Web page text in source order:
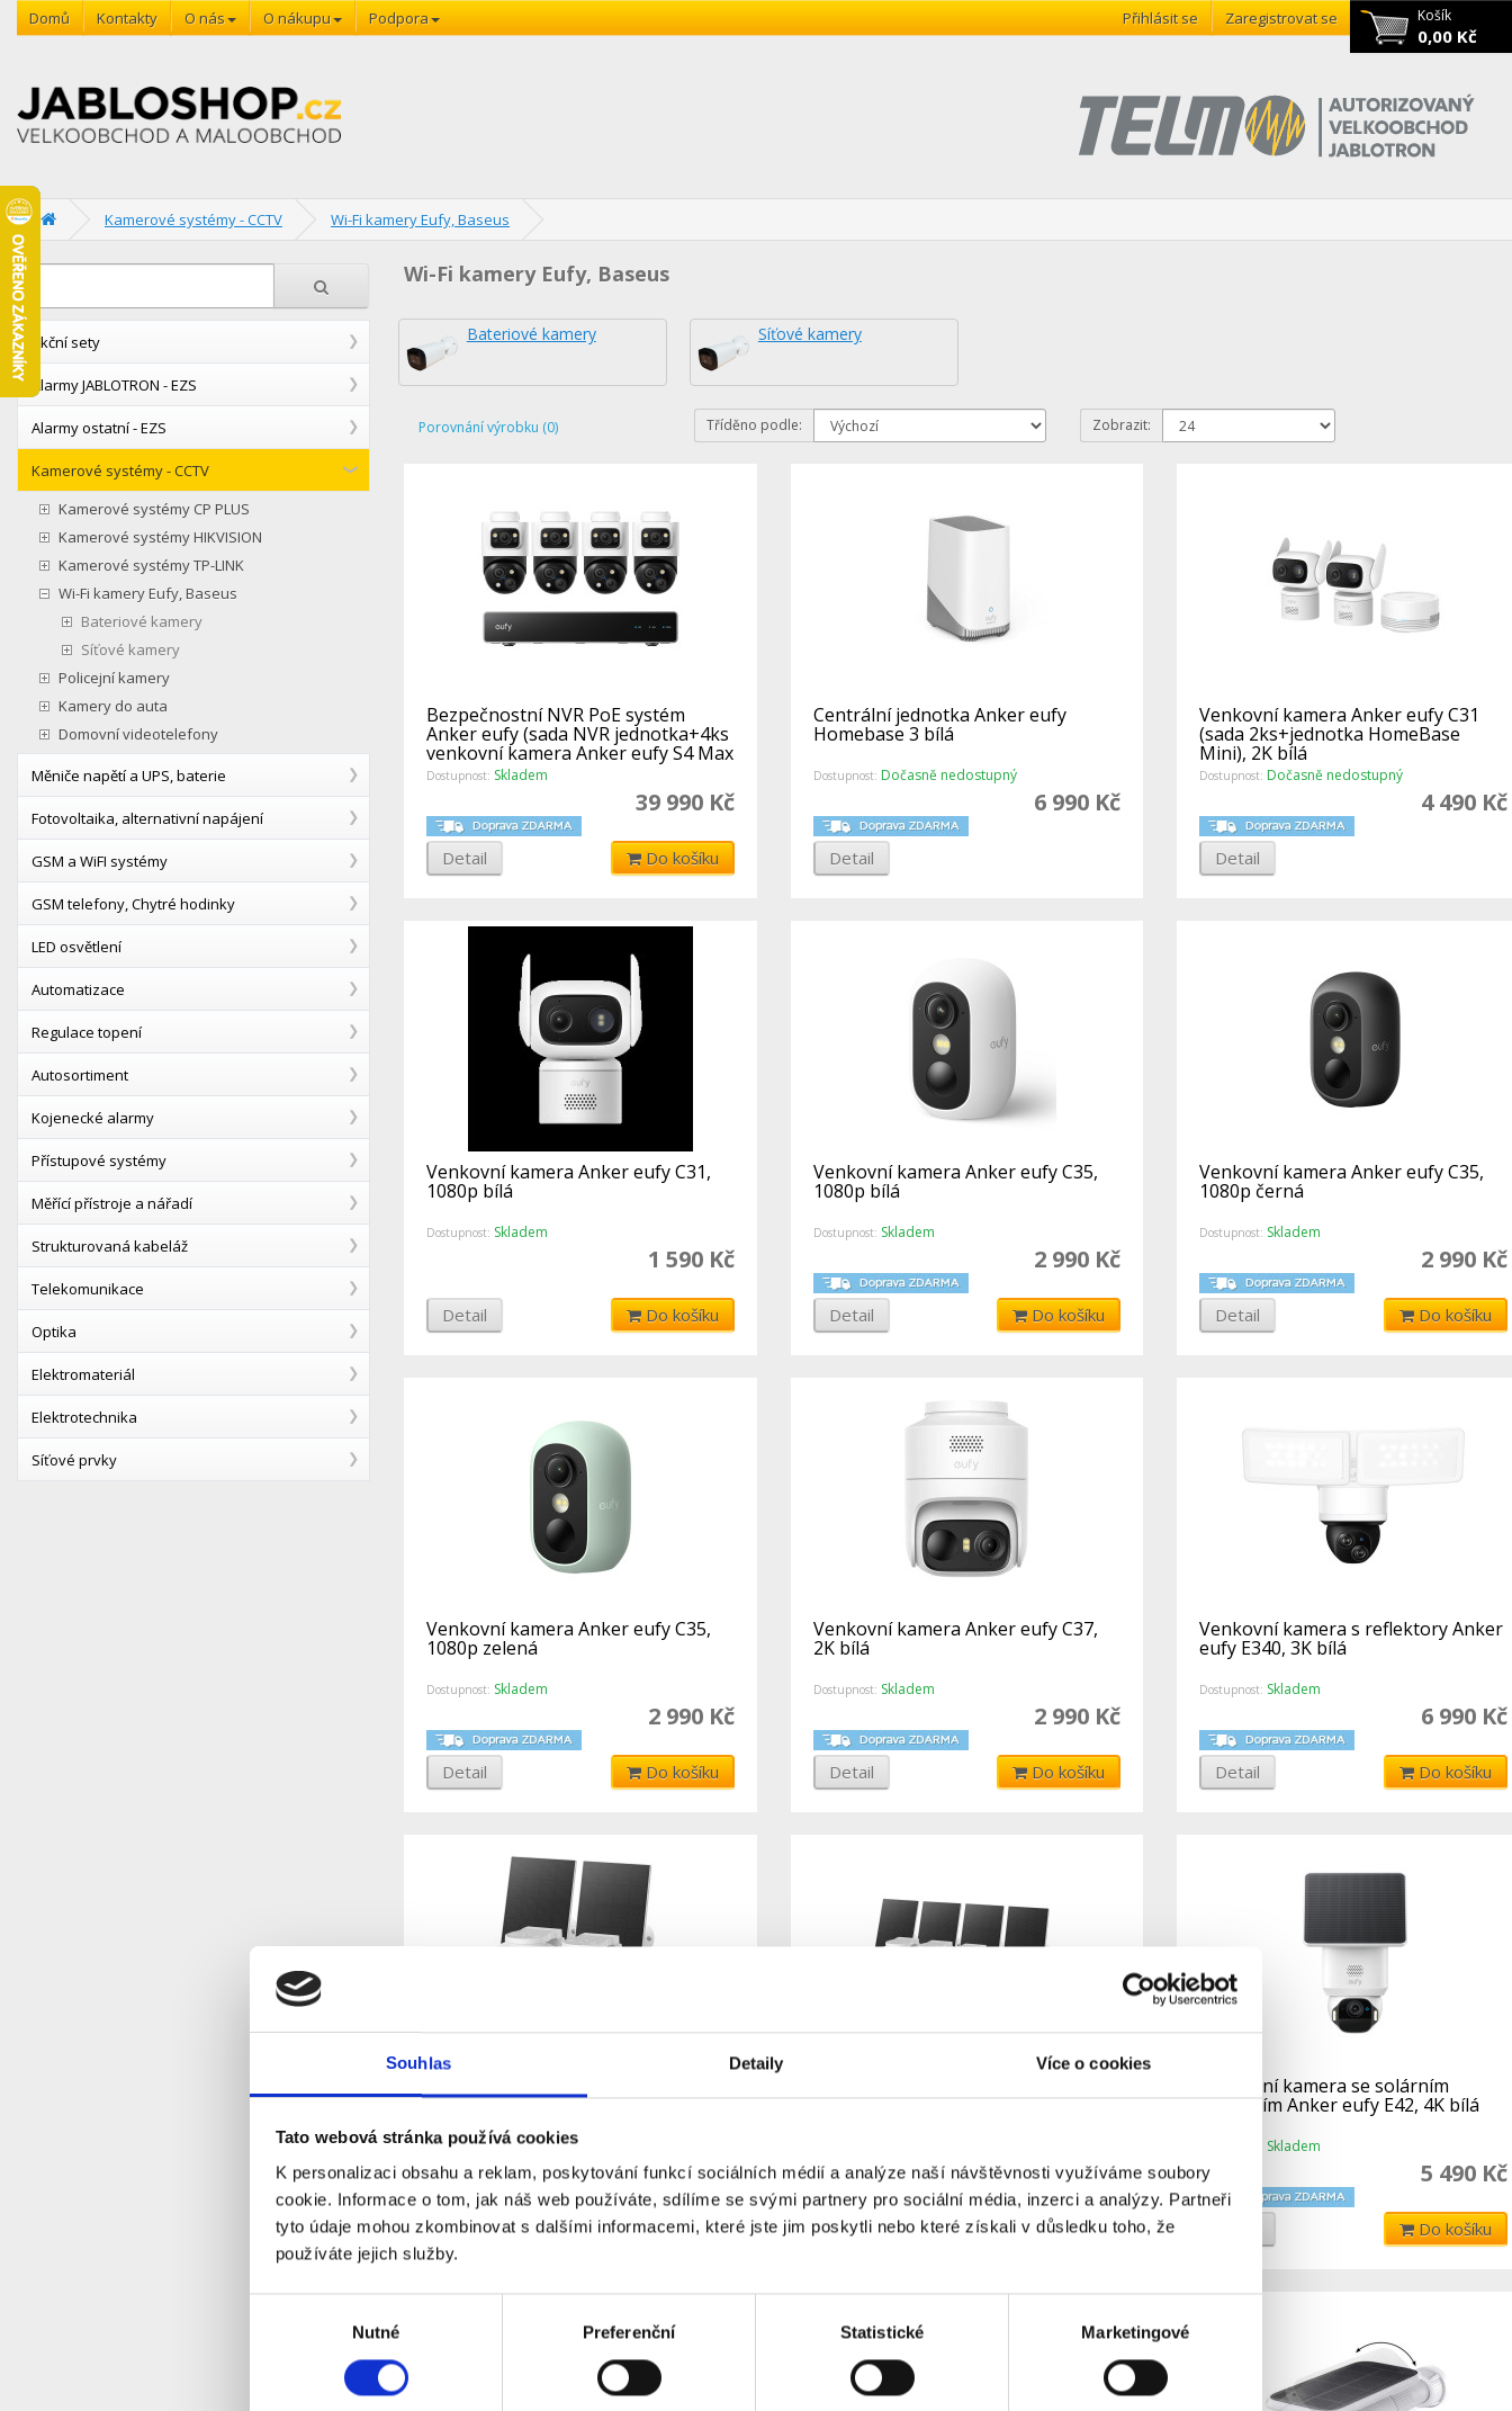
Souhlas Detaily Více o cookies
Tato webová stránka používá cookies
K personalizaci obsahu a reklam, poskytování funkcí sociálních médií a analýze naší návštěvnosti využíváme soubory
cookie. Informace o tom, jak náš web používáte, sdílíme se svými partnery pro sociální média, inzerci a analýzy. Partneři
tyto údaje mohou zkombinovat s dalšími informacemi, které jste jim poskytli nebo které získali v důsledku toho, že
používáte jejich služby.
Nutné Preferenční Statistické Marketingové
Košík
0,00 Kč
Domů Kontakty O nás O nákupu Podpora Přihlásit se Zaregistrovat se
Kamerové systémy - CCTV Wi-Fi kamery Eufy, Baseus
Akční sety
Alarmy JABLOTRON - EZS
Alarmy ostatní - EZS
Kamerové systémy - CCTV
Kamerové systémy CP PLUS
Kamerové systémy HIKVISION
Kamerové systémy TP-LINK
Wi-Fi kamery Eufy, Baseus
Bateriové kamery
Síťové kamery
Policejní kamery
Kamery do auta
Domovní videotelefony
Měniče napětí a UPS, baterie
Fotovoltaika, alternativní napájení
GSM a WiFI systémy
GSM telefony, Chytré hodinky
LED osvětlení
Automatizace
Regulace topení
Autosortiment
Kojenecké alarmy
Přístupové systémy
Měřící přístroje a nářadí
Strukturovaná kabeláž
Telekomunikace
Optika
Elektromateriál
Elektrotechnika
Síťové prvky
Wi-Fi kamery Eufy, Baseus
Bateriové kamery Síťové kamery
Porovnání výrobku (0) Tříděno podle: Zobrazit:
Bezpečnostní NVR PoE systém
Anker eufy (sada NVR jednotka+4ks
venkovní kamera Anker eufy S4 Max
4K)
Dostupnost: Skladem
39 990 Kč
Detail Do košíku
Centrální jednotka Anker eufy
Homebase 3 bílá
Dostupnost: Dočasně nedostupný
6 990 Kč
Detail
Venkovní kamera Anker eufy C31
(sada 2ks+jednotka HomeBase
Mini), 2K bílá
Dostupnost: Dočasně nedostupný
4 490 Kč
Detail
Venkovní kamera Anker eufy C31,
1080p bílá
Dostupnost: Skladem
1 590 Kč
Detail Do košíku
Venkovní kamera Anker eufy C35,
1080p bílá
Dostupnost: Skladem
2 990 Kč
Detail Do košíku
Venkovní kamera Anker eufy C35,
1080p černá
Dostupnost: Skladem
2 990 Kč
Detail Do košíku
Venkovní kamera Anker eufy C35,
1080p zelená
Dostupnost: Skladem
2 990 Kč
Detail Do košíku
Venkovní kamera Anker eufy C37,
2K bílá
Dostupnost: Skladem
2 990 Kč
Detail Do košíku
Venkovní kamera s reflektory Anker
eufy E340, 3K bílá
Dostupnost: Skladem
6 990 Kč
Detail Do košíku
nabíjením Anker eufy C37 (sada
2ks+jednotka HomeBase Mini), 2K
bílá
Dostupnost:Dočasně nedostupný
6 990 Kč
Detail
nabíjením Anker eufy C37 (sada
11 990 Kč
Detail
Venkovní kamera se solárním
nabíjením Anker eufy E42, 4K bílá
Skladem
5 490 Kč
Do košíku